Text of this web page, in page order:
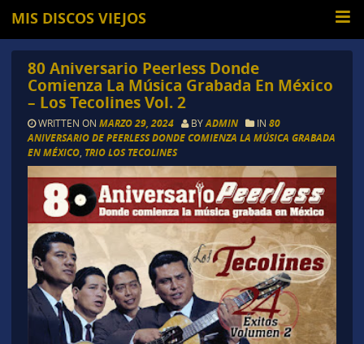
MIS DISCOS VIEJOS
80 Aniversario Peerless Donde
Comienza La Música Grabada En México
– Los Tecolines Vol. 2
WRITTEN ON MARZO 29, 2024 BYADMIN IN 80
ANIVERSARIO DE PEERLESS DONDE COMIENZA LA MÚSICA GRABADA
EN MÉXICO, TRIO LOS TECOLINES